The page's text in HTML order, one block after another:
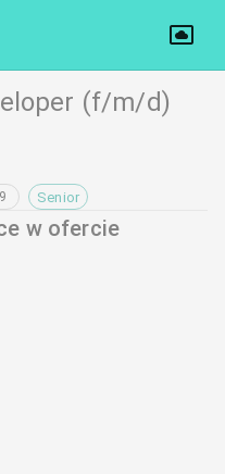
(f/m/d)
Senior
w ofercie